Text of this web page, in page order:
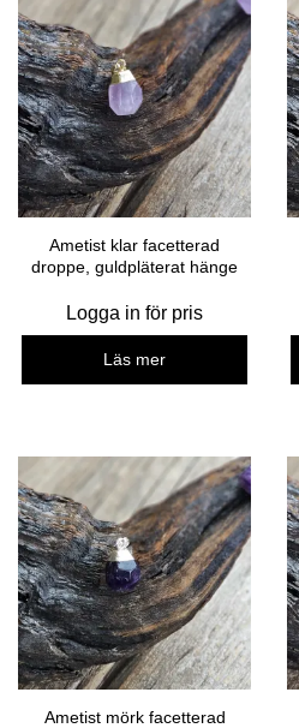
Ametist klar facetterad
droppe, guldpläterat hänge
Logga in för pris
Läs mer
Ametist mörk facetterad